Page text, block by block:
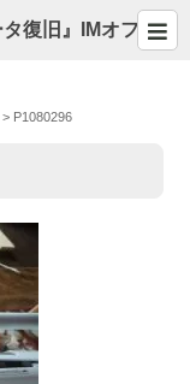
復旧』IMオフ
> P1080296